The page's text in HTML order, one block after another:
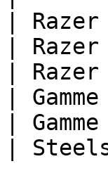
|
|
|
|
|
|